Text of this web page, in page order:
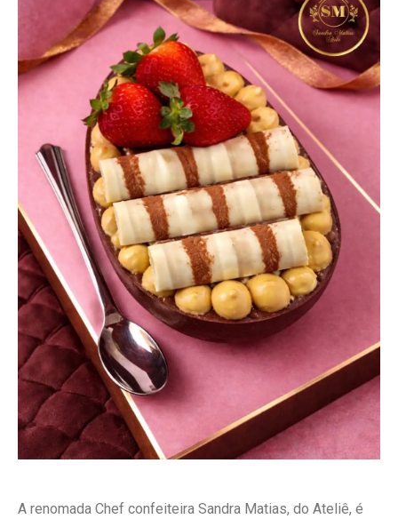
A renomada Chef confeiteira Sandra Matias, do Ateliê, é